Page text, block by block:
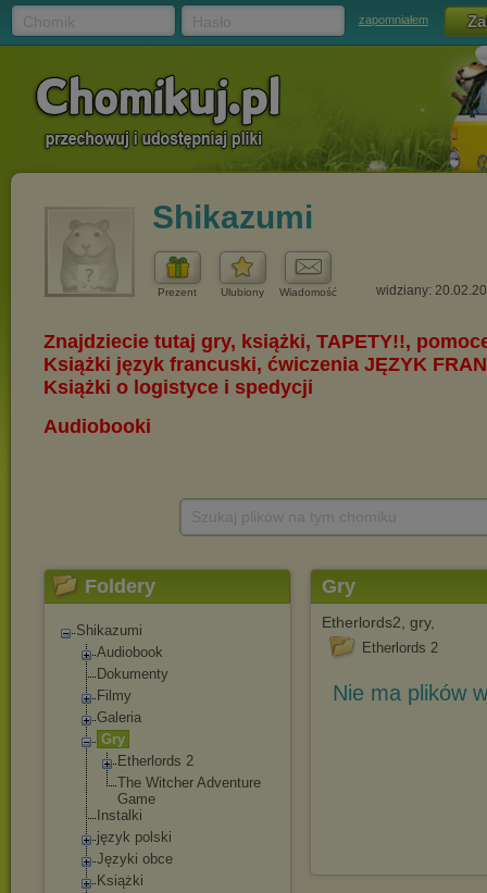
zapomniałem
Shikazumi
Prezent Ulubiony Wiadomość widziany:
Foldery
Shikazumi
Audiobook
Dokumenty
Filmy
Galeria
Gry
Etherlords 2
The Witcher Adventure
Game
Instalki
język polski
Języki obce
Książki
Gry
Etherlords2, gry,
Etherlords 2
Nie ma plików